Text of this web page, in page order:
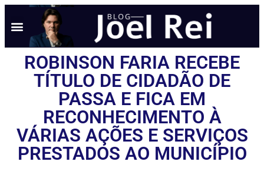
ROBINSON FARIA RECEBE
TÍTULO DE CIDADÃO DE
PASSA E FICA EM
RECONHECIMENTO À
VÁRIAS AÇÕES E SERVIÇOS
PRESTADOS AO MUNICÍPIO